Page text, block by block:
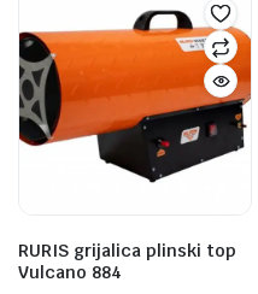
RURIS grijalica plinski top
Vulcano 884